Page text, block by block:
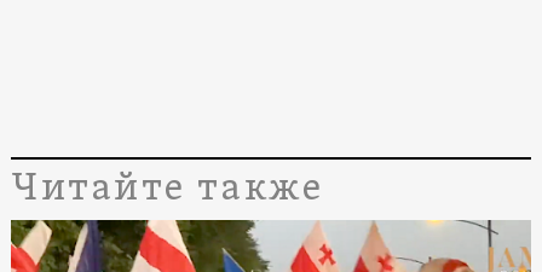
Читайте также